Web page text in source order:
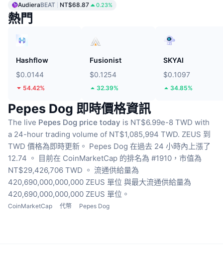
AudieraBEAT NT$68.87 0.23%
熱門
Hashflow
$0.0144
54.42%
Fusionist
$0.1254
32.39%
SKYAI
$0.1097
34.85%
Pepes Dog 即時價格資訊
The live Pepes Dog price today is NT$6.99e-8 TWD with
a 24-hour trading volume of NT$1,085,994 TWD. ZEUS 到
TWD 價格為即時更新。 Pepes Dog 在過去 24 小時內上漲了
12.74 。
目前在 CoinMarketCap 的排名為 #1910，市值為
NT$29,426,706 TWD 。 流通供給量為
420,690,000,000,000 ZEUS 單位 與最大流通供給量為
420,690,000,000,000 ZEUS 單位。
CoinMarketCap 代幣 Pepes Dog